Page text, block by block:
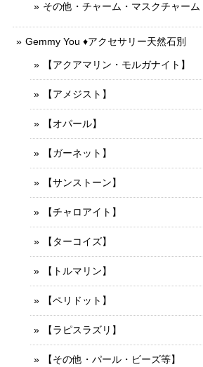
その他・チャーム・マスクチャーム
Gemmy You ♦︎アクセサリー天然石別
【アクアマリン・モルガナイト】
【アメジスト】
【オパール】
【ガーネット】
【サンストーン】
【チャロアイト】
【ターコイズ】
【トルマリン】
【ペリドット】
【ラピスラズリ】
【その他・パール・ビーズ等】